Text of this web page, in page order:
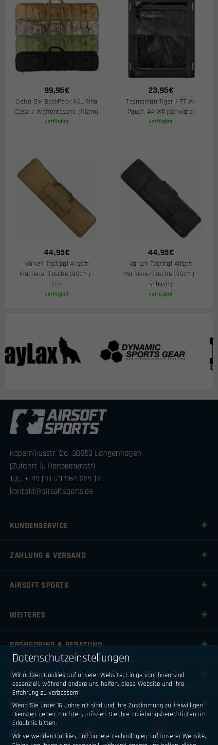
99,95€
Delta Six BackPack XXL Rifle
Case / Waffentasche (115cm)
verfügbar
23,95€
Tasmanian Tiger / TT W-
Pouch A4 WR (schwarz)
verfügbar
44,95€
Valken Tactical Airsoft
Markierer Tasche (90cm) -
tan
verfügbar
44,95€
Valken Tactical Airsoft
Markierer Tasche (90cm) -
schwarz
verfügbar
Kopernikusstr 12a, 30853 Langenhagen
(Zufahrt ü. Hanseatenstr)
Tel.: + 49 [0] 511 984 229 10
kontakt@airsoftsports.de
KUNDENSERVICE
ZAHLUNG & VERSAND
AIRSOFT SPORTS
WEITERES
SPONSORING & BERATUNG
OPENING HOURS
NEWSLETTER
Facebook Youtube Pinterest
Datenschutzeinstellungen
Wir nutzen Cookies auf unserer Website. Einige von ihnen sind
essenziell, während andere uns helfen, diese Website und Ihre
Erfahrung zu verbessern.
Wenn Sie unter 16 Jahre alt sind und Ihre Zustimmung zu freiwilligen
Diensten geben möchten, müssen Sie Ihre Erziehungsberechtigten um
Erlaubnis bitten.
Wir verwenden Cookies und andere Technologien auf unserer Website.